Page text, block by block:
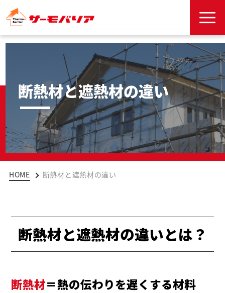
断熱材と遮熱材の違い
HOME 断熱材と遮熱材の違い
断熱材と遮熱材の違いとは？
断熱材＝熱の伝わりを遅くする材料